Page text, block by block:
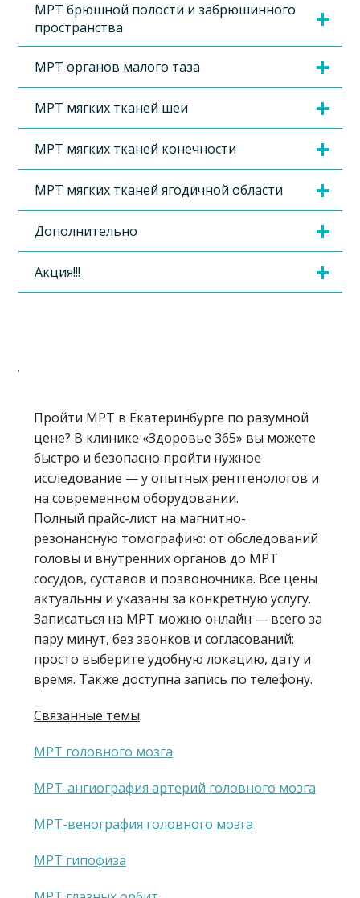
МРТ брюшной полости и забрюшинного
пространства
МРТ органов малого таза
МРТ мягких тканей шеи
МРТ мягких тканей конечности
МРТ мягких тканей ягодичной области
Дополнительно
Акция!!!
.
Пройти МРТ в Екатеринбурге по разумной
цене? В клинике «Здоровье 365» вы можете
быстро и безопасно пройти нужное
исследование — у опытных рентгенологов и
на современном оборудовании.
Полный прайс-лист на магнитно-
резонансную томографию: от обследований
головы и внутренних органов до МРТ
сосудов, суставов и позвоночника. Все цены
актуальны и указаны за конкретную услугу.
Записаться на МРТ можно онлайн — всего за
пару минут, без звонков и согласований:
просто выберите удобную локацию, дату и
время. Также доступна запись по телефону.
Связанные темы:
МРТ головного мозга
МРТ-ангиография артерий головного мозга
МРТ-венография головного мозга
МРТ гипофиза